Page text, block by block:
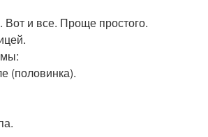
и все. Проще простого.
(половинка).